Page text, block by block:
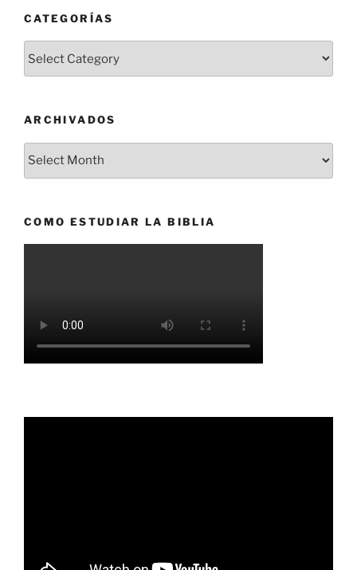
CATEGORÍAS
ARCHIVADOS
Archivados
COMO ESTUDIAR LA BIBLIA